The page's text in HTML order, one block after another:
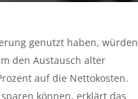
genutzt haben, würden
den Austausch alter
auf die Nettokosten.
können, erklärt das